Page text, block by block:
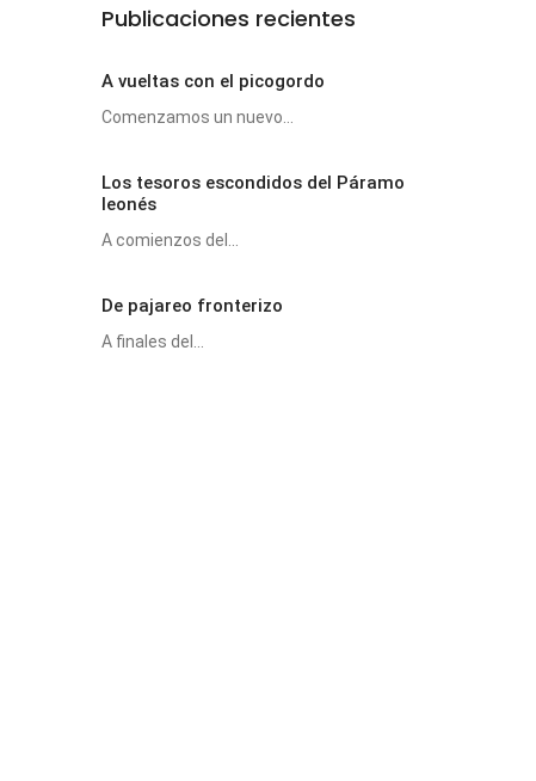
Publicaciones recientes
A vueltas con el picogordo
Comenzamos un nuevo...
Los tesoros escondidos del Páramo
leonés
A comienzos del...
De pajareo fronterizo
A finales del...